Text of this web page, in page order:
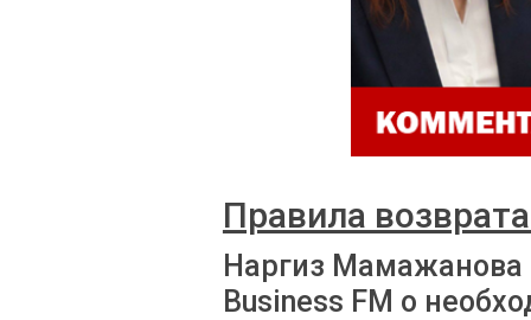
Правила
Наргиз Мамажанова
Business FM о